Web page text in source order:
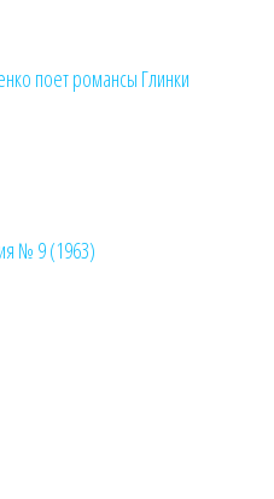
поет романсы Глинки
№ 9 (1963)